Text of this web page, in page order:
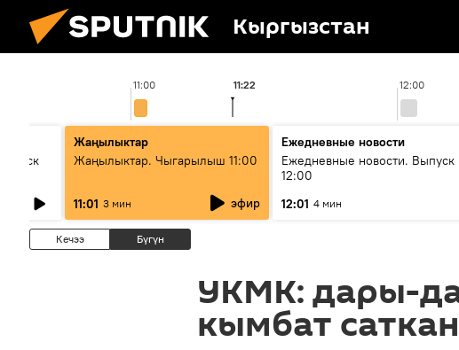
Кыргызстан
11:00 12:00
11:22
Жаңылыктар
Жаңылыктар. Чыгарылыш 11:00
11:01 3 мин эфир
Ежедневные новости
Ежедневные новости. Выпуск
12:00
12:01 4 мин
Кечээ Бүгүн
УКМК: дары-
кымбат